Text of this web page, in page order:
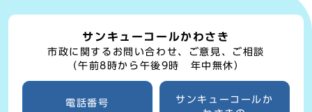
サンキューコールかわさき
市政に関するお問い合わせ、ご意見、ご相談
（午前8時から午後9時 年中無休）
電話番号
サンキューコールか